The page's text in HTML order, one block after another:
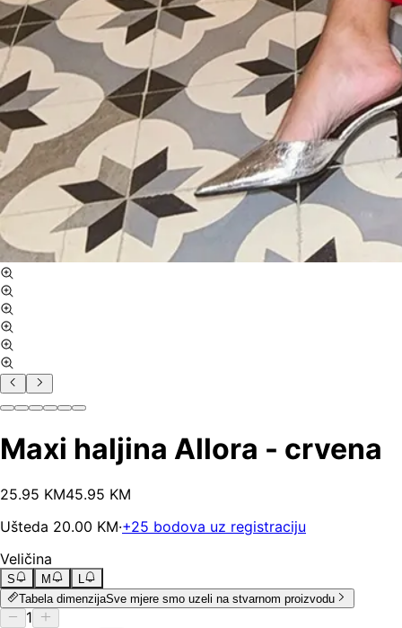
Maxi haljina Allora - crvena
25.95 KM45.95 KM
Ušteda 20.00 KM·+25 bodova uz registraciju
Veličina
S M
L
Tabela dimenzijaSve mjere smo uzeli na stvarnom proizvodu
1